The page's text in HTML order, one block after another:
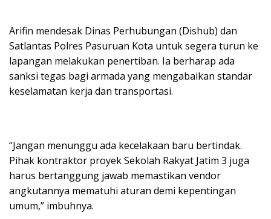
Arifin mendesak Dinas Perhubungan (Dishub) dan
Satlantas Polres Pasuruan Kota untuk segera turun ke
lapangan melakukan penertiban. Ia berharap ada
sanksi tegas bagi armada yang mengabaikan standar
keselamatan kerja dan transportasi.
“Jangan menunggu ada kecelakaan baru bertindak.
Pihak kontraktor proyek Sekolah Rakyat Jatim 3 juga
harus bertanggung jawab memastikan vendor
angkutannya mematuhi aturan demi kepentingan
umum,” imbuhnya.